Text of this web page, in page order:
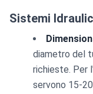
Sistemi
diametro del
richieste. Per
servono 15-